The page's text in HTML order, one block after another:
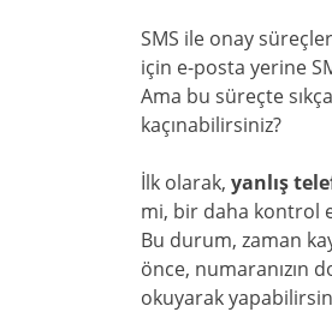
SMS ile onay
için e-posta yerine
Ama bu süreçte
kaçınabilirsiniz?
İlk olarak, yanlış
mi, bir daha kontrol
Bu durum, zaman
önce, numaranızın
okuyarak